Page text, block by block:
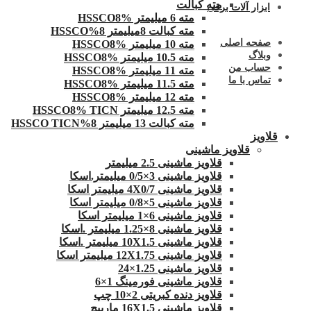
ابزار آلات برقی
صفحه اصلی
وبلاگ
حساب من
تماس با ما
مته کبالت
مته 6 میلیمتر HSSCO8%
مته کبالت 8میلیمتر 8%HSSCO
مته 10 میلیمتر HSSCO8%
مته 10.5 میلیمتر HSSCO8%
مته 11 میلیمتر HSSCO8%
مته 11.5 میلیمتر HSSCO8%
مته 12 میلیمتر HSSCO8%
مته 12.5 میلیمتر HSSCO8% TICN
مته کبالت 13 میلیمتر 8%HSSCO TICN
قلاویز
قلاویز ماشینی
قلاویز ماشینی 2.5 میلیمتر
قلاویز ماشینی 3×0/5 میلیمتر.اسکا
قلاویز ماشینی 4X0/7 میلیمتر اسکا
قلاویز ماشینی 5×0/8 میلیمتر اسکا
قلاویز ماشینی 6×1 میلیمتر اسکا
قلاویز ماشینی 8×1.25 میلیمتر .اسکا
قلاویز ماشینی 10X1.5 میلیمتر .اسکا
قلاویز ماشینی 12X1.75 میلیمتر اسکا
قلاویز ماشینی 1.25×24
قلاویز ماشینی فورمینگ 1×6
قلاویز دنده کبریتی 2×10 چپ
قلاویز ماشینی 16X1.5 مارپیچ